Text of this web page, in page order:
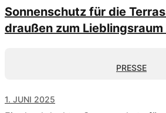
Sonnenschutz für die
draußen zum Lieblingsraum
PRESSE
1. JUNI 2025